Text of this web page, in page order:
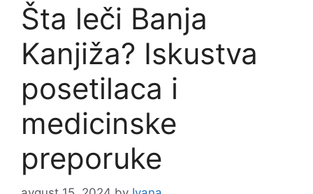
Šta leči Banja
Kanjiža? Iskustva
posetilaca i
medicinske
preporuke